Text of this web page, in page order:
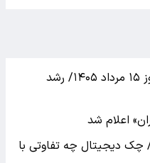
نرخ ارز دلار، طلا سکه و یورو امروز ۱۵ مرداد ۱۴۰۵/ رشد
اعلام شد
چک دیجیتال چه تفاوتی با